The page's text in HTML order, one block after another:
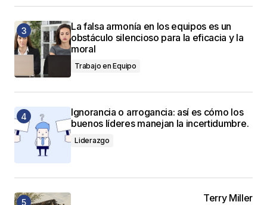
La falsa armonía en los equipos es un
obstáculo silencioso para la eficacia y la
moral
Trabajo en Equipo
Ignorancia o arrogancia: así es cómo los
buenos líderes manejan la incertidumbre.
Liderazgo
Terry Miller